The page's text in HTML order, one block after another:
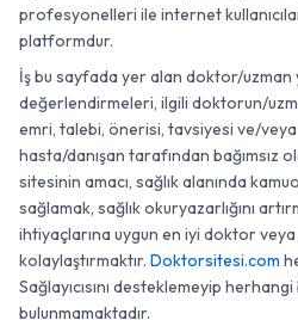
profesyonelleri ile internet
platformdur.
İş bu sayfada yer alan doktor/uzman
değerlendirmeleri, ilgili doktorun/
emri, talebi, önerisi, tavsiyesi ve/veya
hasta/danışan tarafından bağımsız
sitesinin amacı, sağlık alanında
sağlamak, sağlık okuryazarlığını
ihtiyaçlarına uygun en iyi doktor veya
kolaylaştırmaktır. Doktorsitesi.com
Sağlayıcısını desteklemeyip
bulunmamaktadır.